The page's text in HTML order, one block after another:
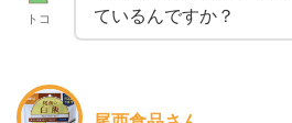
トコ
ているんですか？